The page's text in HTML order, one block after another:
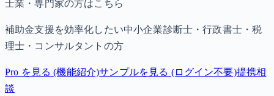
士業・専門家の方はこちら
補助金支援を効率化したい中小企業診断士・行政書士・税
理士・コンサルタントの方
Pro を見る (機能紹介)サンプルを見る (ログイン不要)提携相
談